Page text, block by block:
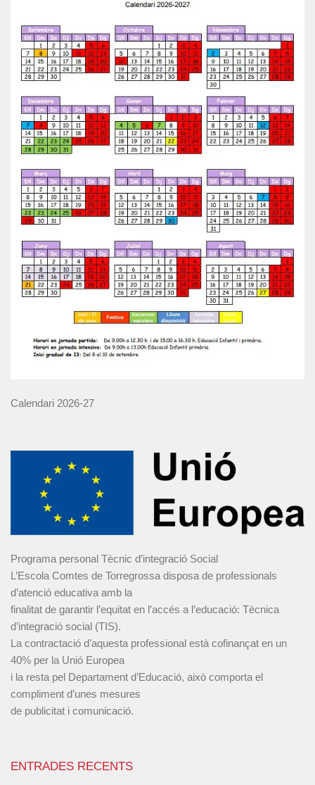
Calendari 2026-27
Programa personal Tècnic d’integració Social
L’Escola Comtes de Torregrossa disposa de professionals
d’atenció educativa amb la
finalitat de garantir l’equitat en l’accés a l’educació: Tècnica
d’integració social (TIS).
La contractació d’aquesta professional està cofinançat en un
40% per la Unió Europea
i la resta pel Departament d’Educació, això comporta el
compliment d’unes mesures
de publicitat i comunicació.
ENTRADES RECENTS